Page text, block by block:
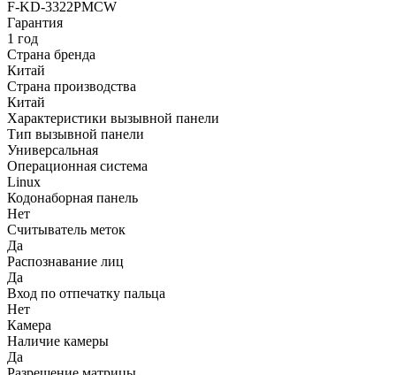
F-KD-3322PMCW
Гарантия
1 год
Страна бренда
Китай
Страна производства
Китай
Характеристики вызывной панели
Тип вызывной панели
Универсальная
Операционная система
Linux
Кодонаборная панель
Нет
Считыватель меток
Да
Распознавание лиц
Да
Вход по отпечатку пальца
Нет
Камера
Наличие камеры
Да